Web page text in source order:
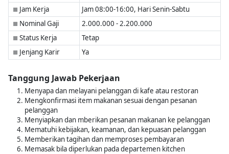
■ Jam Kerja Jam 08:00-16:00, Hari Senin-Sabtu
■ Nominal Gaji 2.000.000 - 2.200.000
■ Status Kerja Tetap
■ Jenjang Karir Ya
Tanggung Jawab Pekerjaan
Menyapa dan melayani pelanggan di kafe atau restoran
Mengkonfirmasi item makanan sesuai dengan pesanan
pelanggan
Menyiapkan dan mberikan pesanan makanan ke pelanggan
Mematuhi kebijakan, keamanan, dan kepuasan pelanggan
Memberikan tagihan dan memproses pembayaran
Memasak bila diperlukan pada departemen kitchen